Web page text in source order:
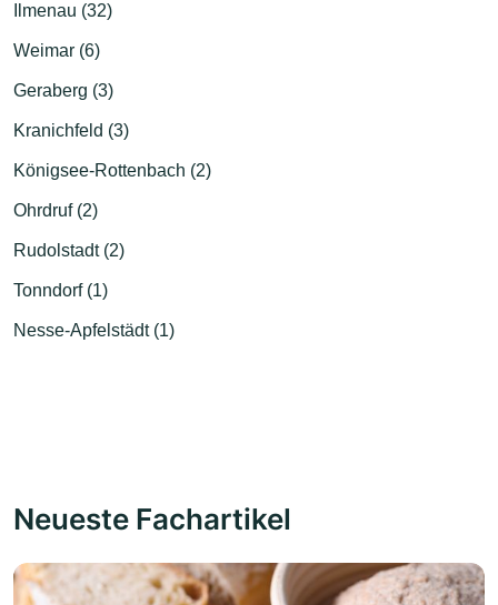
Ilmenau (32)
Weimar (6)
Geraberg (3)
Kranichfeld (3)
Königsee-Rottenbach (2)
Ohrdruf (2)
Rudolstadt (2)
Tonndorf (1)
Nesse-Apfelstädt (1)
Neueste Fachartikel